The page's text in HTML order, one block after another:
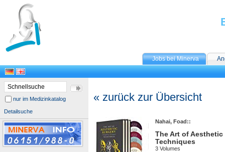
Jobs bei Minerva
nur im Medizinkatalog
Detailsuche
« zurück zur Übersicht
Nahai, Foad::
The Art of
Techniques
3 Volumes